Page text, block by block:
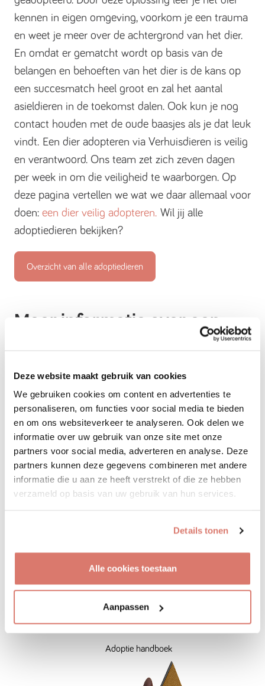
Deze website maakt gebruik van cookies
We gebruiken cookies om content en advertenties te
personaliseren, om functies voor social media te bieden
en om ons websiteverkeer te analyseren. Ook delen we
informatie over uw gebruik van onze site met onze
partners voor social media, adverteren en analyse. Deze
partners kunnen deze gegevens combineren met andere
informatie die u aan ze heeft verstrekt of die ze hebben
verzameld op basis van uw gebruik van hun services.
Details tonen
Alle cookies toestaan
Aanpassen
kennen in eigen omgeving, voorkom je een trauma
en weet je meer over de achtergrond van het dier.
En omdat er gematcht wordt op basis van de
belangen en behoeften van het dier is de kans op
een succesmatch heel groot en zal het aantal
asieldieren in de toekomst dalen. Ook kun je nog
contact houden met de oude baasjes als je dat leuk
vindt. Een dier adopteren via Verhuisdieren is veilig
en verantwoord. Ons team zet zich zeven dagen
per week in om die veiligheid te waarborgen. Op
deze pagina vertellen we wat we daar allemaal voor
doen: een dier veilig adopteren. Wil jij alle
adoptiedieren bekijken?
Overzicht van alle adoptiedieren
Meer informatie over een
Wil je zeker weten dat jij klaar bent voor de
adoptie
van een hond of kat? Of wil je overleggen of het
herplaatsen van jouw hond of kat echt de enige
optie is? Dan helpt Verhuisdieren je graag.
Contact met Verhuisdieren
Adoptie handboek
Adoptie handboek